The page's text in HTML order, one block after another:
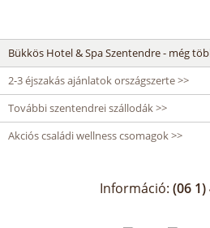
Bükkös Hotel & Spa Szentendre - még
2-3 éjszakás ajánlatok országszerte >>
További szentendrei szállodák >>
Akciós családi wellness csomagok >>
Információ: (06 1)